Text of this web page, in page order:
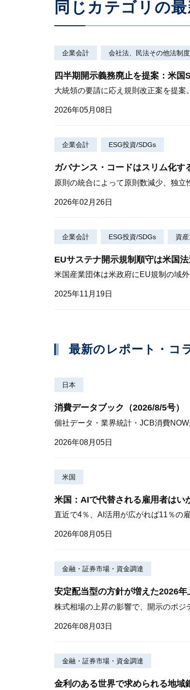
同じカテゴリの
企業会計 会社法、民法その他法制度
四半期開示義務廃止を提案：米国
大統領の要請に応え規則改正案を提案
2026年05月08日
企業会計 ESG投資/SDGs
ガバナンス・コードはスリム化す
原則の統合によって原則数減少、独
2026年02月26日
企業会計 ESG投資/SDGs 資
EUサステナ開示規制順守は米国法
米国産業団体は米政府にEU規制の域
2025年11月19日
最新のレポート・コ
日本
消費データブック（2026/8/5号）
個社データ・業界統計・JCB消費
2026年08月05日
米国
米国：AIで代替される雇用者はい
直近で4％、AI活用が広がれば11％の
2026年08月05日
金融・証券市場・資金調達
安定配当型の方針が増えた2026
株式相場の上昇の影響で、開示のポジ
2026年08月03日
金融・証券市場・資金調達
金利のある世界で求められる地域